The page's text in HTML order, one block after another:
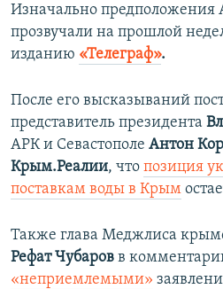
Изначально предположения
прозвучали на прошлой
изданию «Телеграф».
После его высказываний
представитель президента
АРК и Севастополе Антон
Крым.Реалии, что позиция
поставкам воды в Крым
Также глава Меджлиса
Рефат Чубаров в
«неприемлемыми»